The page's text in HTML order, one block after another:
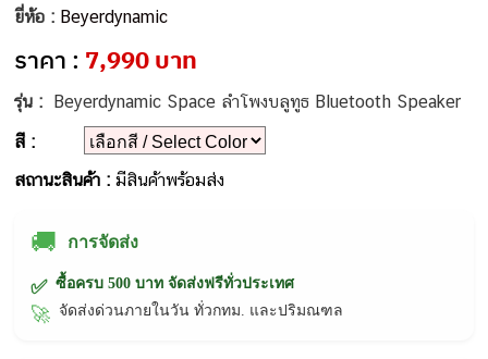
ยี่ห้อ : Beyerdynamic
ราคา : 7,990 บาท
รุ่น :
Beyerdynamic Space ลำโพงบลูทูธ Bluetooth Speaker
สี :
สถานะสินค้า :มีสินค้าพร้อมส่ง
🚚 การจัดส่ง
✅ ซื้อครบ 500 บาท จัดส่งฟรีทั่วประเทศ
🚀 จัดส่งด่วนภายในวัน ทั่วกทม. และปริมณฑล